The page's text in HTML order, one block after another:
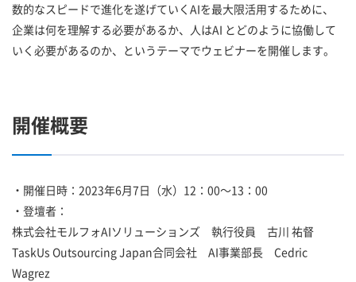
数的なスピードで進化を遂げていくAIを最大限活用するために、
企業は何を理解する必要があるか、人はAI とどのように協働して
いく必要があるのか、というテーマでウェビナーを開催します。
開催概要
・開催日時：2023年6月7日（水）12：00～13：00
・登壇者：
株式会社モルフォAIソリューションズ 執行役員 古川 祐督
TaskUs Outsourcing Japan合同会社 AI事業部長 Cedric
Wagrez